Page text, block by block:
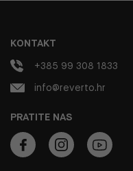
PRATITE NAS
KONTAKT
+385 99 308 1833
info@reverto.hr